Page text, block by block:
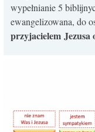
wypełnianie 5
ewangelizowana, do
przyjacielem Jezusa